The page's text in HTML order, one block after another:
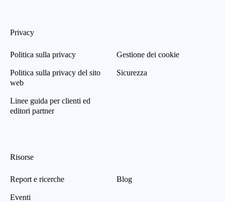
Privacy
Politica sulla privacy
Politica sulla privacy del sito
web
Linee guida per clienti ed
editori partner
Gestione dei cookie
Sicurezza
Risorse
Report e ricerche
Eventi
Blog